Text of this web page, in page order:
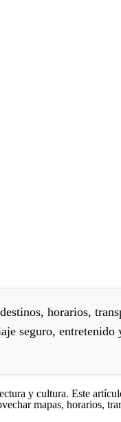
horarios,
seguro,
y cultura. Este
mapas, horarios,